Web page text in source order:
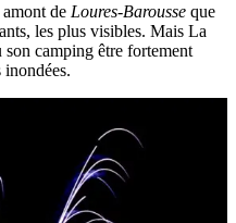
de Loures-Barousse que
les plus visibles. Mais La
son camping être fortement